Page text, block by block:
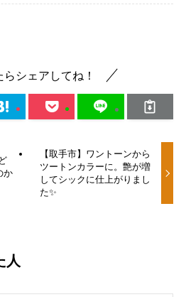
らシェアしてね！
か
【取手市】ワントーンから
ツートンカラーに。艶が増
してシックに仕上がりまし
た✨
人